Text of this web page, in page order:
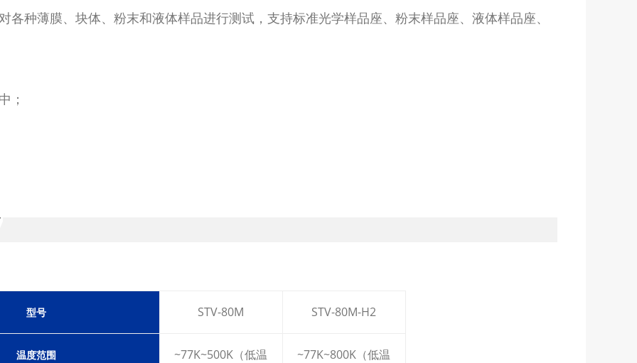
各种薄膜、块体、粉末和液体样品进行测试，支持标准光学样品座、粉末样品座、液体样品座、
；
型号 STV-80M STV-80M-H2
温度范围
~77K~500K（低温
~77K~800K（低温